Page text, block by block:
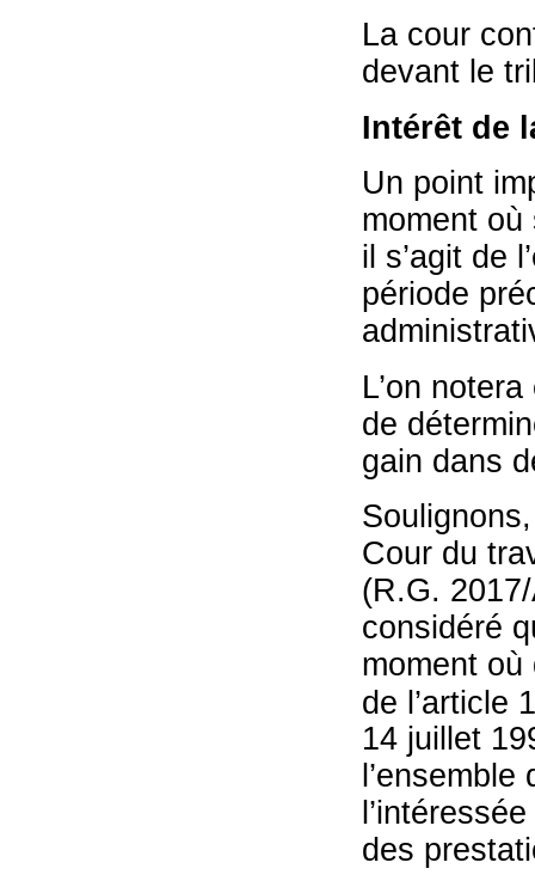
La cour
devant le
Intérêt de
Un point
moment où
il s’agit de
période
L’on
de
gain dans
Cour du
(R.G.
considéré
moment où
de l’article
14 juillet
des